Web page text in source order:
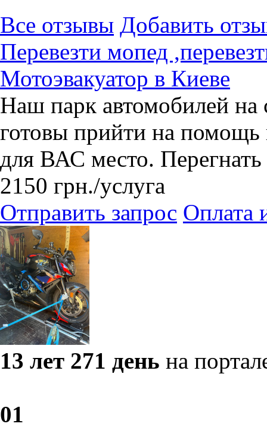
Все отзывы Добавить
Перевезти мопед
Мотоэвакуатор в Киеве
Наш парк автомобилей на
готовы прийти на помощь
для ВАС место.
2150 грн./услуга
Отправить запрос Оплата
13 лет 271 день на
01